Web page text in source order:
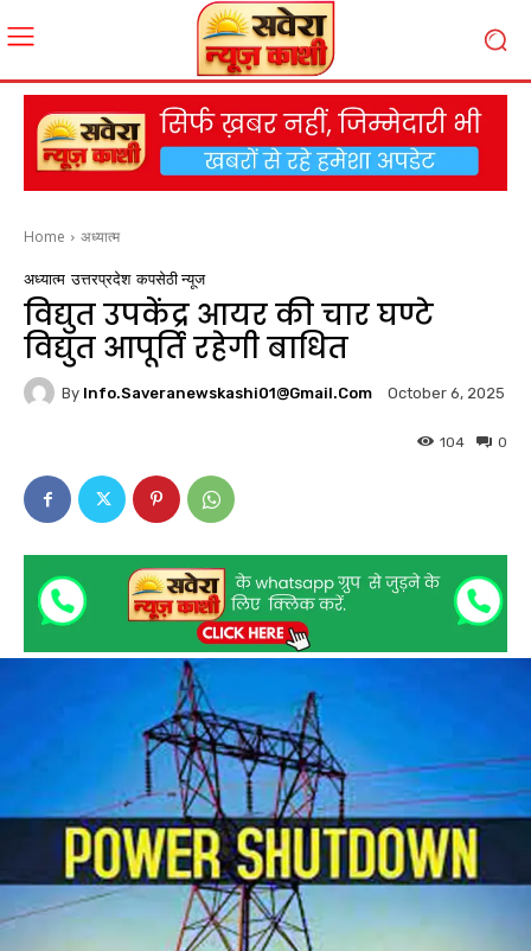
Home अध्यात्म
अध्यात्म उत्तरप्रदेश कपसेठी न्यूज
विद्युत उपकेंद्र आयर की चार घण्टे
विद्युत आपूर्ति रहेगी बाधित
By Info.saveranewskashi01@gmail.com October 6, 2025
0
104